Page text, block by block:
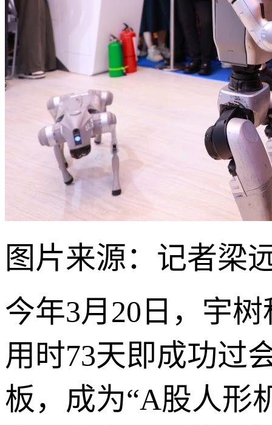
图片来源：记者梁
今年3月20日，宇
用时73天即成功过
板，成为“A股人形